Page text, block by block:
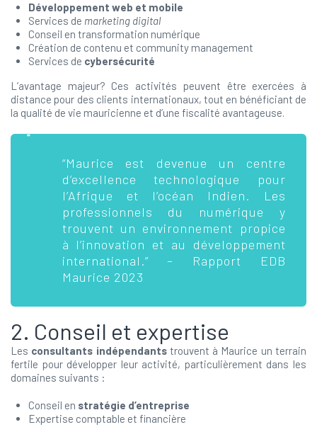
Développement web et mobile
Services de marketing digital
Conseil en transformation numérique
Création de contenu et community management
Services de cybersécurité
L’avantage majeur? Ces activités peuvent être exercées à
distance pour des clients internationaux, tout en bénéficiant de
la qualité de vie mauricienne et d’une fiscalité avantageuse.
“Maurice est devenue un centre
d’excellence technologique pour
l’Afrique et l’océan Indien. Les
professionnels du numérique y
trouvent un environnement propice
à l’innovation et au développement
international.” – Rapport EDB
Maurice 2023
2. Conseil et expertise
Les consultants indépendantstrouvent à Maurice un terrain
fertile pour développer leur activité, particulièrement dans les
domaines suivants :
Conseil en stratégie d’entreprise
Expertise comptable et financière